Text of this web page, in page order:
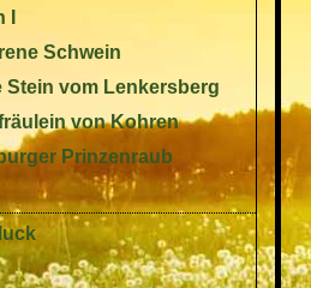
Schwein
Stein vom Lenkersberg
von Kohren
Prinzenraub